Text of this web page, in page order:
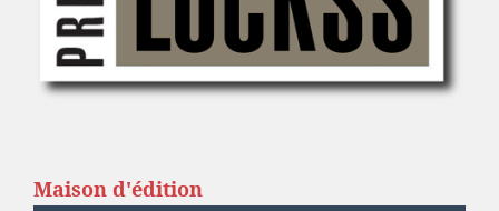
Maison d'édition